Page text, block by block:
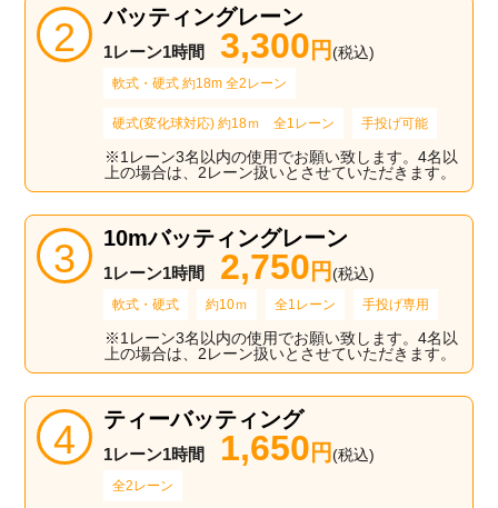
バッティングレーン
1レーン1時間 3,300 円(税込)
軟式・硬式 約18m 全2レーン
硬式(変化球対応) 約18ｍ 全1レーン 手投げ可能
※1レーン3名以内の使用でお願い致します。4名以
上の場合は、2レーン扱いとさせていただきます。
10mバッティングレーン
1レーン1時間 2,750 円(税込)
軟式・硬式 約10ｍ 全1レーン 手投げ専用
※1レーン3名以内の使用でお願い致します。4名以
上の場合は、2レーン扱いとさせていただきます。
ティーバッティング
1レーン1時間 1,650 円(税込)
全2レーン